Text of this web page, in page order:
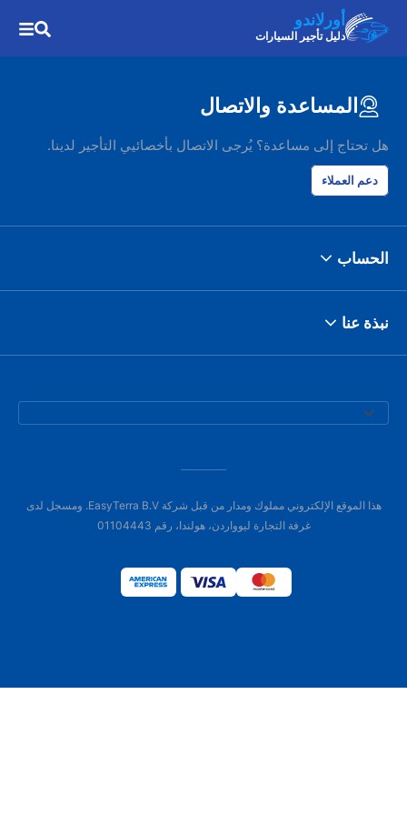
أورلاندو
دليل تأجير السيارات
المساعدة والاتصال
هل تحتاج إلى مساعدة؟ يُرجى الاتصال بأخصائيي التأجير لدينا.
دعم العملاء
الحساب
نبذة عنا
هذا الموقع الإلكتروني مملوك ومدار من قبل شركة EasyTerra B.V. ومسجل لدى
غرفة التجارة ليوواردن، هولندا، رقم 01104443